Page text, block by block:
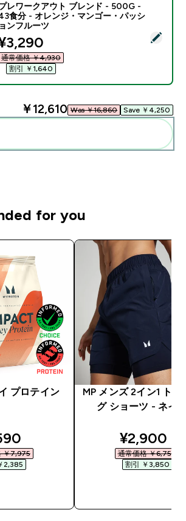
択 - プレワークアウト ブレンド -
レワークアウト ブレンド - 500G -
食分 - オレンジ・マンゴー・パッシ
ョンフルーツ
price
通常価格 ￥4,930‎
割引 ￥1,640‎
￥12,610‎ Was ￥16,860‎ Save ￥4,250‎
for you
プロテイン
price
￥7,975‎
2,385‎
MP メンズ 2イン1 トレ
グ ショーツ - ネイ
¥2,900‎
通常価格 ￥6,750‎
割引 ￥3,850‎